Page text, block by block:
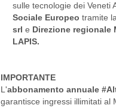
sulle tecnologie dei Veneti
Sociale Europeo tramite
srl e Direzione regionale
LAPIS.
IMPORTANTE
L'abbonamento annuale
garantisce ingressi illimitati al